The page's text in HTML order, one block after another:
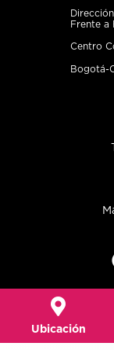
Frente a
Centro
Bogotá-
Ubicación